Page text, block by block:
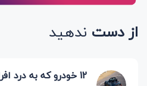
از دست ندهید
12 خودرو که به درد افراد قدبلند نمی‌خورند